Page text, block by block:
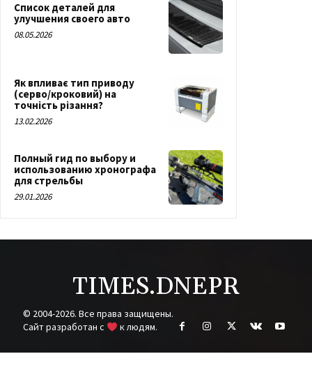
Список деталей для
улучшения своего авто
08.05.2026
Як впливає тип приводу
(серво/кроковий) на
точність різання?
13.02.2026
Полный гид по выбору и
использованию хронографа
для стрельбы
29.01.2026
TIMES.DNEPR
© 2004-2026. Все права защищены.
Cайт разработан с
к людям.